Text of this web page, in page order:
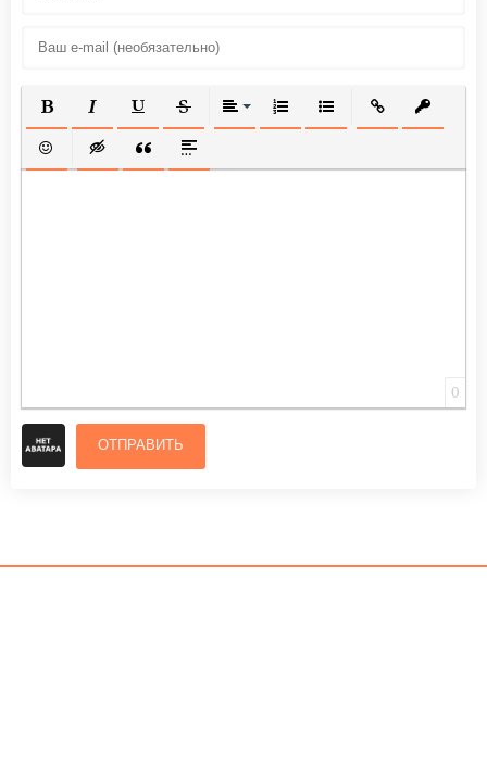
ПОЛУЖИРНЫЙ
КУРСИВПОДЧЕРКНУТЫЙ
ЗАЧЕРКНУТЫЙВЫРАВНИВАНИЕ
НУМЕРОВАННЫЙ СПИСОК
МАРКИРОВАННЫЙ
ВСТАВИТЬ
ВСТАВИТЬ СМАЙЛИК
ВСТАВКА СКРЫТОГО ТЕКСТА
ВСТАВКА ЦИТАТЫ
ВСТАВКА СПОЙЛЕРА
0
ОТПРАВИТЬ